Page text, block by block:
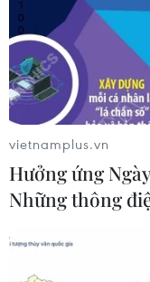
Sở hữu trí tuệ
RSS
Ngôn ngữ
Dịch vụ tin
Liên hệ
Giấy phép số: 1374/
cấp ngày 11/9/2008.
vietnamplus.vn
Hưởng ứng
Những thông